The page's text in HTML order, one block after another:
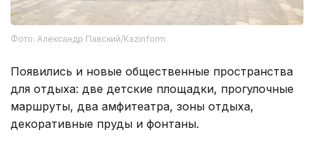
Фото: Александр Павский/Kazinform
Появились и новые общественные пространства
для отдыха: две детские площадки, прогулочные
маршруты, два амфитеатра, зоны отдыха,
декоративные пруды и фонтаны.